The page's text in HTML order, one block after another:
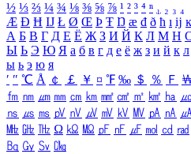
½ ⅓ ⅔ ¼ ¾ ⅛ ⅜ ⅝ ⅞ ¹ ² ³ ⁴ ⁿ ₁ ₂ ₃ ₄
Æ Ð Ħ Ĳ Ł Ø Œ Þ Ŧ Ŋ æ đ ð ħ ı ĳ ĸ
А Б В Г Д Е Ё Ж З И Й К Л М Н
Ы Ь Э Ю Я а б в г д е ё ж з и й к л
ы ь э ю я
′ ″ ℃ Å ￠ ￡ ￥ ¤ ℉ ‰ ＄ ％ Ｆ
㎙ ㎚ ㎛ ㎜ ㎝ ㎞ ㎟ ㎠ ㎡ ㎢ ㏊ ㎍
㎱ ㎲ ㎳ ㎴ ㎵ ㎶ ㎷ ㎸ ㎹ ㎀ ㎁ ㎂
㎒ ㎓ ㎔ Ω ㏀ ㏁ ㎊ ㎋ ㎌ ㏖ ㏅ ㎭
㏃ ㏉ ㏜ ㏆